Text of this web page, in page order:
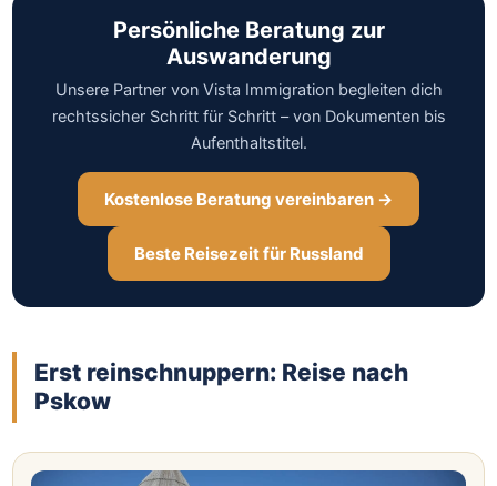
Persönliche Beratung zur
Auswanderung
Unsere Partner von Vista Immigration begleiten dich
rechtssicher Schritt für Schritt – von Dokumenten bis
Aufenthaltstitel.
Kostenlose Beratung vereinbaren →
Beste Reisezeit für Russland
Erst reinschnuppern: Reise nach
Pskow